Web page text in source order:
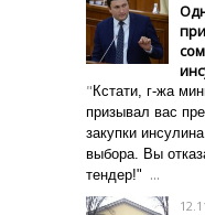
" Кстати, г-жа
призывал вас
закупки
выбора. Вы
тендер!" ...